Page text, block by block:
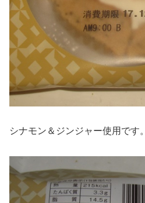
シナモン＆ジンジャー使用です。